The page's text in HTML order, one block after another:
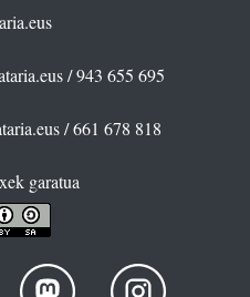
/ 943 655 695
/ 661 678 818
garatua